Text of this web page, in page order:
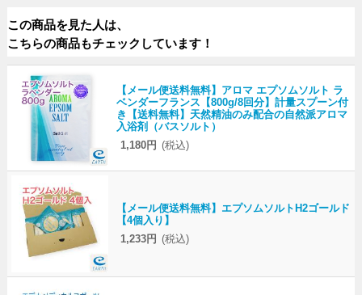
この商品を見た人は、
こちらの商品もチェックしています！
【メール便送料無料】アロマ エプソムソルト ラ
ベンダーフランス【800g/8回分】計量スプーン付
き【送料無料】天然精油のみ配合の自然派アロマ
入浴剤（バスソルト）
1,180円 (税込)
【メール便送料無料】エプソムソルトH2ゴールド
【4個入り】
1,233円 (税込)